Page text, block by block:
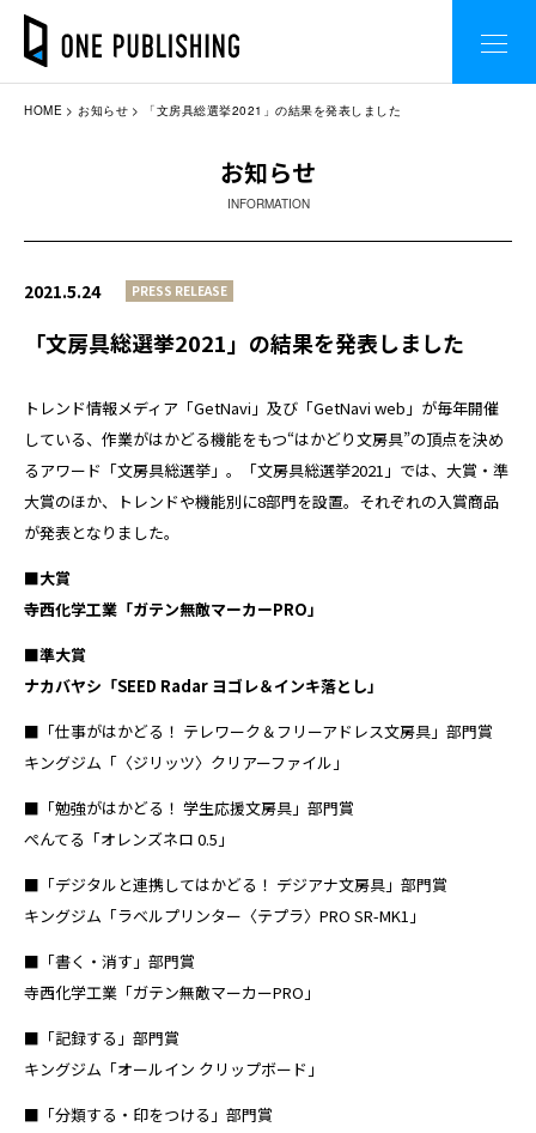
HOME お知らせ 「文房具総選挙2021」の結果を発表しました
お知らせ
INFORMATION
2021.5.24 PRESS RELEASE
「文房具総選挙2021」の結果を発表しました
トレンド情報メディア「GetNavi」及び「GetNavi web」が毎年開催
している、作業がはかどる機能をもつ“はかどり文房具”の頂点を決め
るアワード「文房具総選挙」。「文房具総選挙2021」では、大賞・準
大賞のほか、トレンドや機能別に8部門を設置。それぞれの入賞商品
が発表となりました。
■大賞
寺西化学工業「ガテン無敵マーカーPRO」
■準大賞
ナカバヤシ「SEED Radar ヨゴレ＆インキ落とし」
■「仕事がはかどる！ テレワーク＆フリーアドレス文房具」部門賞
キングジム「〈ジリッツ〉クリアーファイル」
■「勉強がはかどる！ 学生応援文房具」部門賞
ぺんてる「オレンズネロ 0.5」
■「デジタルと連携してはかどる！ デジアナ文房具」部門賞
キングジム「ラベルプリンター〈テプラ〉PRO SR-MK1」
■「書く・消す」部門賞
寺西化学工業「ガテン無敵マーカーPRO」
■「記録する」部門賞
キングジム「オールイン クリップボード」
■「分類する・印をつける」部門賞